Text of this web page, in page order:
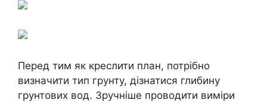
Перед тим як креслити план, потрібно
визначити тип грунту, дізнатися глибину
грунтових вод. Зручніше проводити виміри